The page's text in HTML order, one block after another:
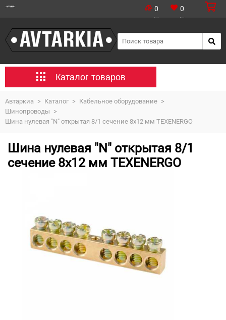
0 0
Каталог товаров
Автаркиа > Каталог > Кабельное оборудование >
Шинопроводы >
Шина нулевая "N" открытая 8/1 сечение 8х12 мм TEXENERGO
Шина нулевая "N" открытая 8/1
сечение 8х12 мм TEXENERGO